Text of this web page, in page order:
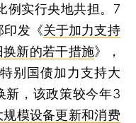
例实行央地共担。7
印发《关于加力支持
新的若干措施》，
别国债加力支持大
新，该政策较今年3
规模设备更新和消费